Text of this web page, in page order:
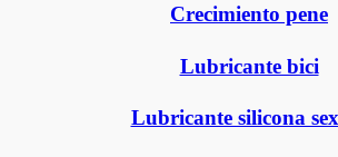
Crecimiento pene
Lubricante bici
Lubricante silicona